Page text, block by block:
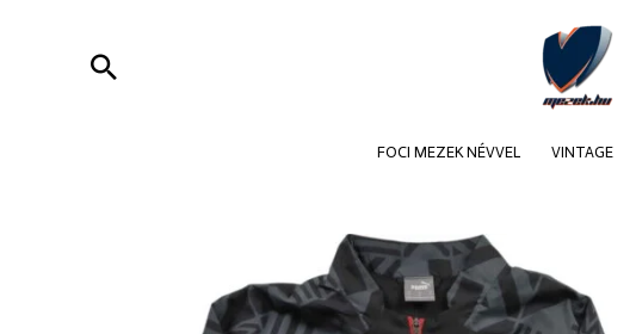
Search
FOCI MEZEK NÉVVEL VINTAGE